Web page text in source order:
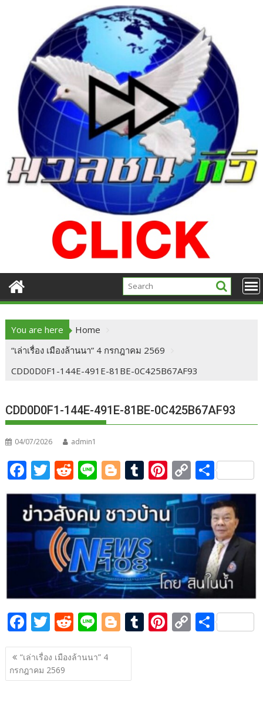
You are here
Home
“เล่าเรื่อง เมืองล้านนา” 4 กรกฎาคม 2569
CDD0D0F1-144E-491E-81BE-0C425B67AF93
CDD0D0F1-144E-491E-81BE-0C425B67AF93
04/07/2026 admin1
F
ac
e
b
o
k
T
w
itt
er
R
e
d
di
t
Li
n
e
Bl
o
g
g
er
T
u
m
bl
r
Pi
nt
er
e
st
C
o
p
y
Li
n
k
S
h
ar
e
F
ac
e
b
T
w
itt
er
R
e
d
di
Li
n
e
Bl
o
g
T Pi C S
แนะแนว
เรื่อง
“เล่าเรื่อง เมืองล้านนา” 4
กรกฎาคม 2569